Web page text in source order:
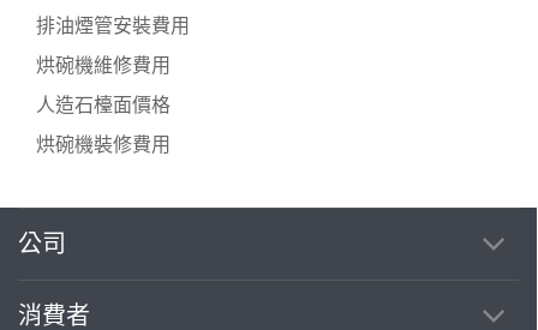
排油煙管安裝費用
烘碗機維修費用
人造石檯面價格
烘碗機裝修費用
公司
消費者